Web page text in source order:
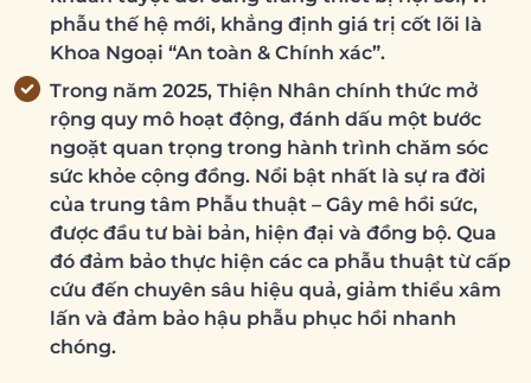
phẫu thế hệ mới, khẳng định giá trị cốt lõi là
Khoa Ngoại “An toàn & Chính xác”.
Trong năm 2025, Thiện Nhân chính thức mở
rộng quy mô hoạt động, đánh dấu một bước
ngoặt quan trọng trong hành trình chăm sóc
sức khỏe cộng đồng. Nổi bật nhất là sự ra đời
của trung tâm Phẫu thuật – Gây mê hồi sức,
được đầu tư bài bản, hiện đại và đồng bộ. Qua
đó đảm bảo thực hiện các ca phẫu thuật từ cấp
cứu đến chuyên sâu hiệu quả, giảm thiểu xâm
lấn và đảm bảo hậu phẫu phục hồi nhanh
chóng.